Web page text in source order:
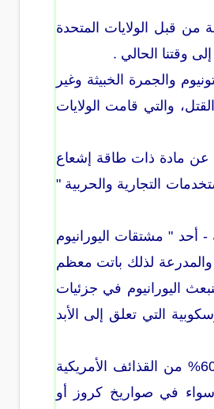
من قبل الولايات المتحدة
والجمرة الخبيثة وغير
والتي قامت الولايات
عن مادة ذات طاقة إشعاع
التجارية والحربية "
- أحد " مشتقات اليورانيوم
والمدرعة لذلك باتت معظم
اليورانيوم في جزئيات
التي تعلق إلى الأبد
ولقد اكد الخبير العسكري اللواء المتقاعد صبري العشري في مقابلة له مع صحيفة الزمان اللندنية : " أن 60% من القذائف الأمريكية
سواء في صواريخ كروز أو